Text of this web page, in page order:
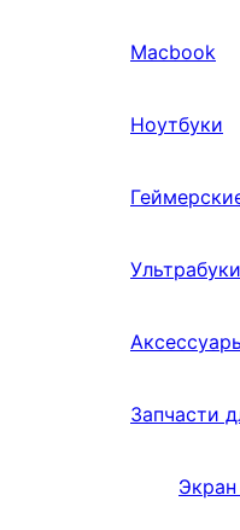
Macbook
Ноутбуки
Ультрабуки
Запчасти